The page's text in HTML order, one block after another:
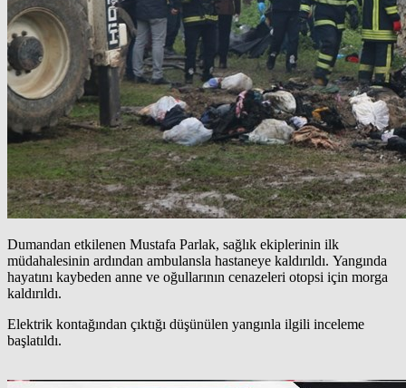
Dumandan etkilenen Mustafa Parlak, sağlık ekiplerinin ilk
müdahalesinin ardından ambulansla hastaneye kaldırıldı. Yangında
hayatını kaybeden anne ve oğullarının cenazeleri otopsi için morga
kaldırıldı.
Elektrik kontağından çıktığı düşünülen yangınla ilgili inceleme
başlatıldı.